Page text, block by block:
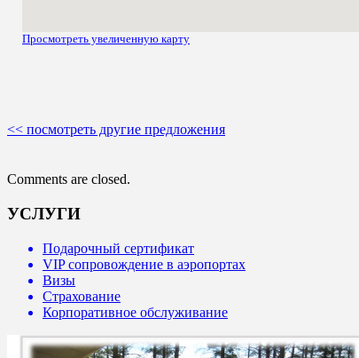
Просмотреть увеличенную карту
<< посмотреть другие предложения
Comments are closed.
УСЛУГИ
Подарочный сертификат
VIP сопровождение в аэропортах
Визы
Страхование
Корпоративное обслуживание